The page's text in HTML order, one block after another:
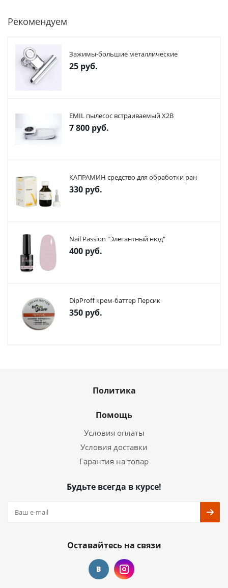
Рекомендуем
Зажимы-большие металлические
25 руб.
EMIL пылесос встраиваемый X2В
7 800 руб.
КАПРАМИН средство для обработки ран
330 руб.
Nail Passion "Элегантный нюд"
400 руб.
DipProff крем-баттер Персик
350 руб.
Политика
Помощь
Условия оплаты
Условия доставки
Гарантия на товар
Будьте всегда в курсе!
Оставайтесь на связи